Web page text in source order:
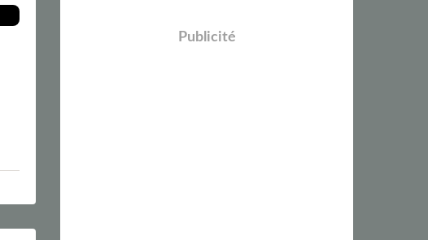
Publicité